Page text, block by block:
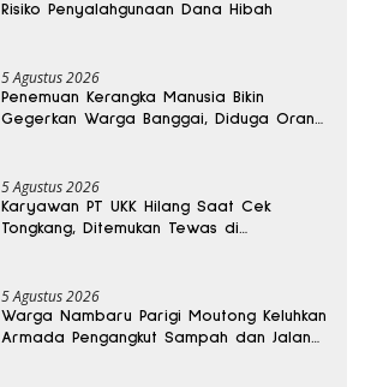
Risiko Penyalahgunaan Dana Hibah
5 Agustus 2026
Penemuan Kerangka Manusia Bikin
Gegerkan Warga Banggai, Diduga Orang
5 Agustus 2026
Karyawan PT UKK Hilang Saat Cek
Tongkang, Ditemukan Tewas di
5 Agustus 2026
Warga Nambaru Parigi Moutong Keluhkan
Armada Pengangkut Sampah dan Jalan